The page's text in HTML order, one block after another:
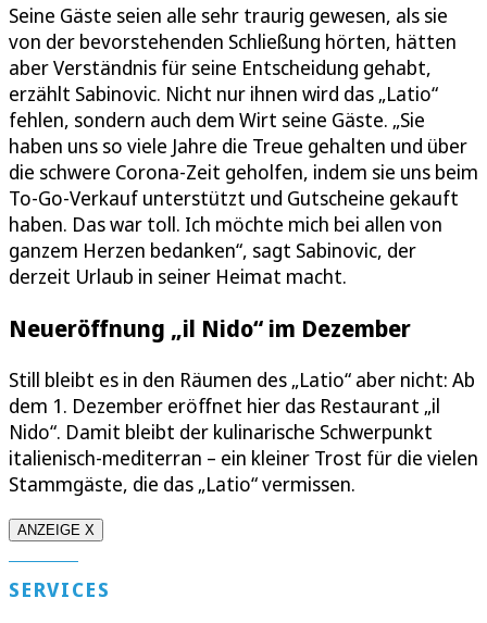
Seine Gäste seien alle sehr traurig gewesen, als sie
von der bevorstehenden Schließung hörten, hätten
aber Verständnis für seine Entscheidung gehabt,
erzählt Sabinovic. Nicht nur ihnen wird das „Latio“
fehlen, sondern auch dem Wirt seine Gäste. „Sie
haben uns so viele Jahre die Treue gehalten und über
die schwere Corona-Zeit geholfen, indem sie uns beim
To-Go-Verkauf unterstützt und Gutscheine gekauft
haben. Das war toll. Ich möchte mich bei allen von
ganzem Herzen bedanken“, sagt Sabinovic, der
derzeit Urlaub in seiner Heimat macht.
Neueröffnung „il Nido“ im Dezember
Still bleibt es in den Räumen des „Latio“ aber nicht: Ab
dem 1. Dezember eröffnet hier das Restaurant „il
Nido“. Damit bleibt der kulinarische Schwerpunkt
italienisch-mediterran – ein kleiner Trost für die vielen
Stammgäste, die das „Latio“ vermissen.
ANZEIGE X
SERVICES